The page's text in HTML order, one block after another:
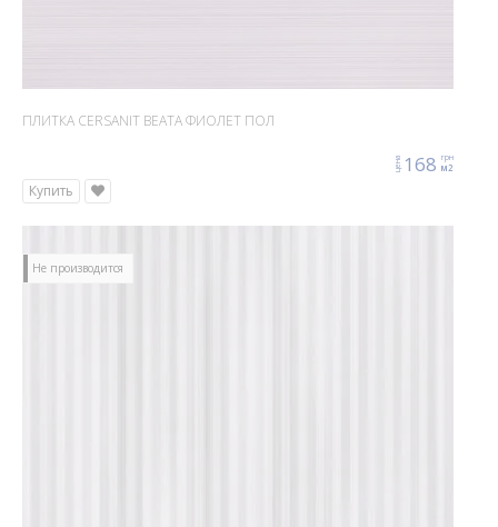
ПЛИТКА CERSANIT BEATA ФИОЛЕТ ПОЛ
цена 168 грн
м2
Купить
Не производится